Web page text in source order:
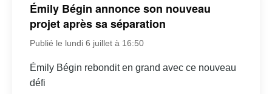
Émily Bégin annonce son nouveau
projet après sa séparation
Publié le lundi 6 juillet à 16:50
Émily Bégin rebondit en grand avec ce nouveau
défi